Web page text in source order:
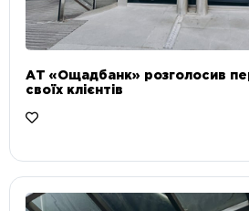
АТ «Ощадбанк» розголосив
своїх клієнтів